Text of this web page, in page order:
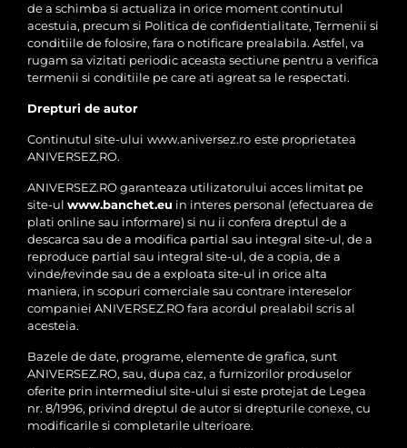
de a schimba si actualiza in orice moment continutul
acestuia, precum si Politica de confidentialitate, Termenii si
conditiile de folosire, fara o notificare prealabila. Astfel, va
rugam sa vizitati periodic aceasta sectiune pentru a verifica
termenii si conditiile pe care ati agreat sa le respectati.
Drepturi de autor
Continutul site-ului www.aniversez.ro este proprietatea
ANIVERSEZ.RO.
ANIVERSEZ.RO garanteaza utilizatorului acces limitat pe
site-ul www.banchet.eu in interes personal (efectuarea de
plati online sau informare) si nu ii confera dreptul de a
descarca sau de a modifica partial sau integral site-ul, de a
reproduce partial sau integral site-ul, de a copia, de a
vinde/revinde sau de a exploata site-ul in orice alta
maniera, in scopuri comerciale sau contrare intereselor
companiei ANIVERSEZ.RO fara acordul prealabil scris al
acesteia.
Bazele de date, programe, elemente de grafica, sunt
ANIVERSEZ.RO, sau, dupa caz, a furnizorilor produselor
oferite prin intermediul site-ului si este protejat de Legea
nr. 8/1996, privind dreptul de autor si drepturile conexe, cu
modificarile si completarile ulterioare.